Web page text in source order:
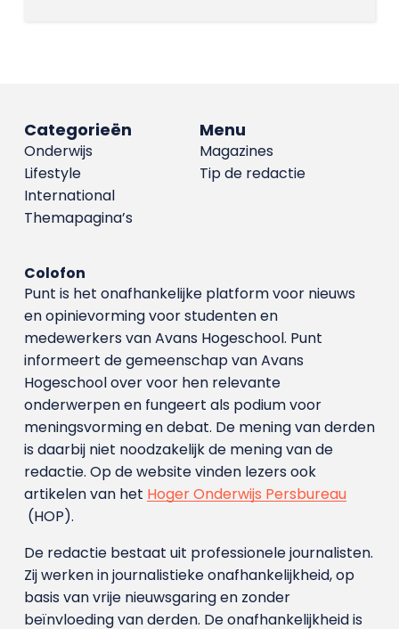
Menu
Magazines
Tip de redactie
Categorieën
Onderwijs
Lifestyle
International
Themapagina’s
Colofon
Punt is het onafhankelijke platform voor nieuws
en opinievorming voor studenten en
medewerkers van Avans Hoge­school. Punt
informeert de gemeenschap van Avans
Hogeschool over voor hen relevante
onderwerpen en fungeert als podium voor
meningsvorming en debat. De mening van derden
is daarbij niet noodzakelijk de mening van de
redactie. Op de website vinden lezers ook
artikelen van het Hoger Onderwijs Persbureau
(HOP).
De redactie bestaat uit professionele journalisten.
Zij werken in journalistieke onafhankelijkheid, op
basis van vrije nieuwsgaring en zonder
beïnvloeding van derden. De onafhankelijkheid is